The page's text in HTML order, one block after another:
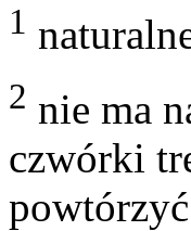
1
2 nie ma
czwórki
powtórzyć